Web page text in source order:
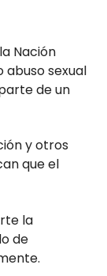
Nación
sexual
de un
y otros
que el
la
de